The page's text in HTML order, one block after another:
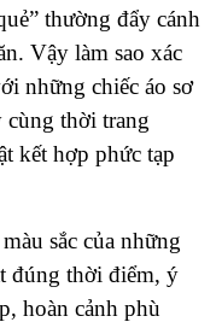
thường đẩy cánh
Vậy làm sao xác
những chiếc áo sơ
cùng thời trang
kết hợp phức tạp
sắc của những
đúng thời điểm, ý
hoàn cảnh phù